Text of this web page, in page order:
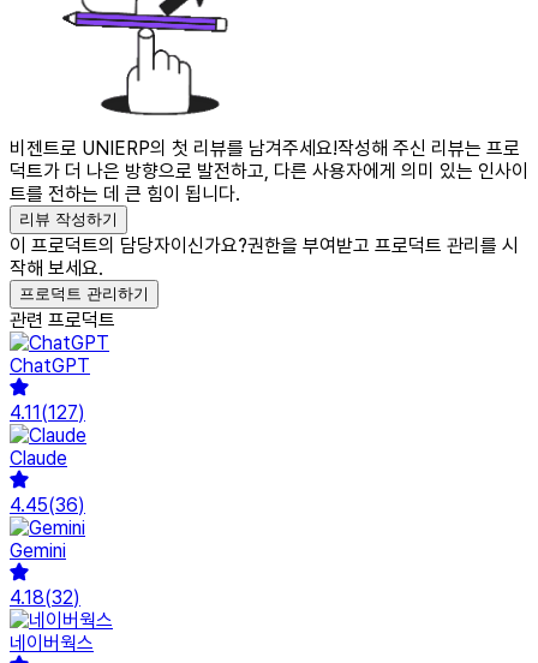
비젠트로 UNIERP의 첫 리뷰를 남겨주세요!작성해 주신 리뷰는 프로
덕트가 더 나은 방향으로 발전하고, 다른 사용자에게 의미 있는 인사이
트를 전하는 데 큰 힘이 됩니다.
리뷰 작성하기
이 프로덕트의 담당자이신가요?권한을 부여받고 프로덕트 관리를 시
작해 보세요.
프로덕트 관리하기
관련 프로덕트
ChatGPT
4.11(127)
Claude
4.45(36)
Gemini
4.18(32)
네이버웍스